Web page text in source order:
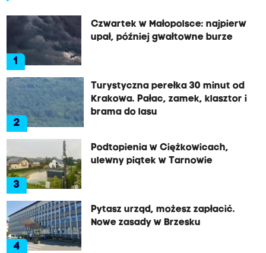
1
Czwartek w Małopolsce: najpierw
upał, później gwałtowne burze
2
Turystyczna perełka 30 minut od
Krakowa. Pałac, zamek, klasztor i
brama do lasu
3
Podtopienia w Ciężkowicach,
ulewny piątek w Tarnowie
4
Pytasz urząd, możesz zapłacić.
Nowe zasady w Brzesku